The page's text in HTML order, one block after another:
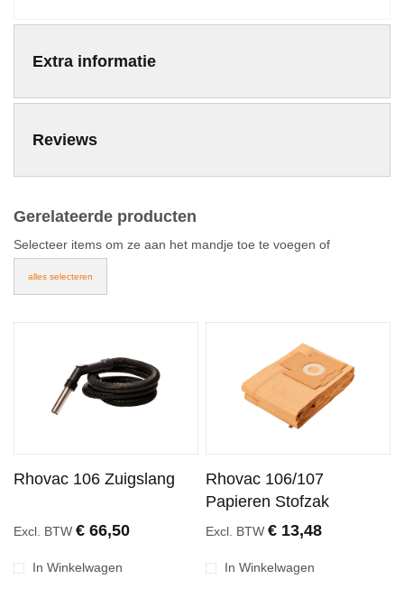
Extra informatie
Reviews
Gerelateerde producten
Selecteer items om ze aan het mandje toe te voegen of
alles selecteren
Rhovac 106 Zuigslang
Excl. BTW € 66,50
In Winkelwagen
Rhovac 106/107
Papieren Stofzak
Excl. BTW€ 13,48
In Winkelwagen